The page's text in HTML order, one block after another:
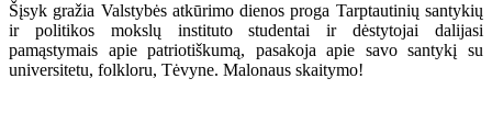
Šįsyk gražia Valstybės atkūrimo dienos proga Tarptautinių santykių
ir politikos mokslų instituto studentai ir dėstytojai dalijasi
pamąstymais apie patriotiškumą, pasakoja apie savo santykį su
universitetu, folkloru, Tėvyne. Malonaus skaitymo!